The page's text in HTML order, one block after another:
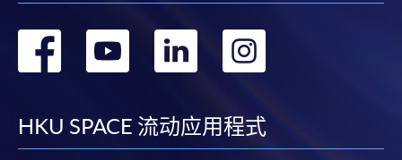
转
facebook
转
youtube
转
linkedin
转
HKU SPACE 流动应用程式